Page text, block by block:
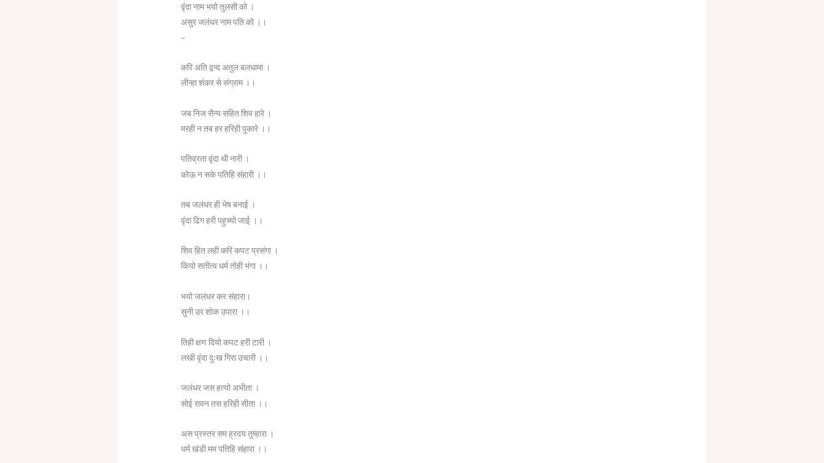
वृंदा नाम भयो तुलसी को ।
असुर जलंधर नाम पति को ।।
–
करि अति द्वन्द अतुल बलधामा ।
लीन्हा शंकर से संग्राम ।।
जब निज सैन्य सहित शिव हारे ।
मरही न तब हर हरिही पुकारे ।।
पतिव्रता वृंदा थी नारी ।
कोऊ न सके पतिहि संहारी ।।
तब जलंधर ही भेष बनाई ।
वृंदा ढिग हरी पहुच्यो जाई ।।
शिव हित लही करि कपट प्रसंगा ।
कियो सतीत्व धर्म तोही भंगा ।।
भयो जलंधर कर संहारा।
सुनी उर शोक उपारा ।।
तिही क्षण दियो कपट हरी टारी ।
लखी वृंदा दुःख गिरा उचारी ।।
जलंधर जस हत्यो अभीता ।
सोई रावन तस हरिही सीता ।।
अस प्रस्तर सम ह्रदय तुम्हारा ।
धर्म खंडी मम पतिहि संहारा ।।